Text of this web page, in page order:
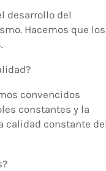
desarrollo del
Hacemos que los
convencidos
constantes y la
calidad constante